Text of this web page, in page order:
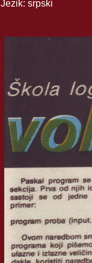
Jezik: srpski